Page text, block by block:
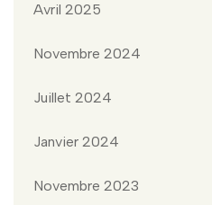
Avril 2025
Novembre 2024
Juillet 2024
Janvier 2024
Novembre 2023